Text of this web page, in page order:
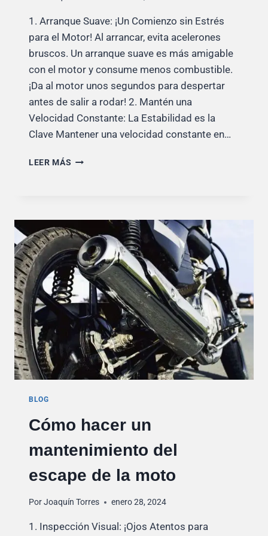
1. Arranque Suave: ¡Un Comienzo sin Estrés
para el Motor! Al arrancar, evita acelerones
bruscos. Un arranque suave es más amigable
con el motor y consume menos combustible.
¡Da al motor unos segundos para despertar
antes de salir a rodar! 2. Mantén una
Velocidad Constante: La Estabilidad es la
Clave Mantener una velocidad constante en…
LEER MÁS CÓMO
BLOG
Cómo hacer un
mantenimiento del
escape de la moto
PorJoaquín Torres enero 28, 2024
1. Inspección Visual: ¡Ojos Atentos para